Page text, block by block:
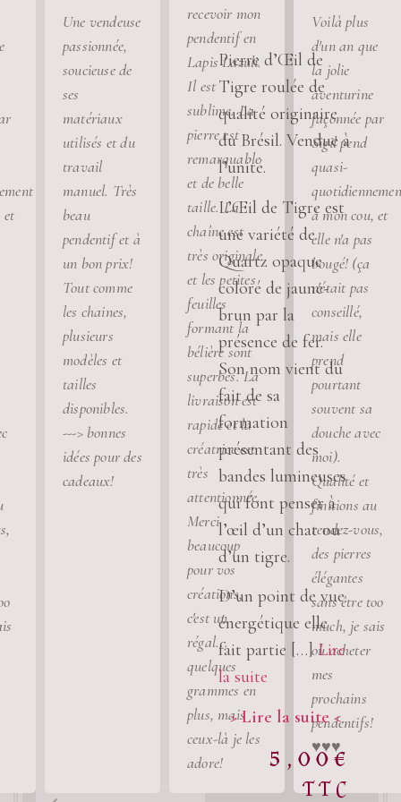
et
Une vendeuse
passionnée,
soucieuse de
ses
matériaux
utilisés et du
travail
manuel. Très
beau
pendentif et à
un bon prix!
Tout comme
les chaines,
plusieurs
modèles et
tailles
disponibles.
---> bonnes
idées pour des
cadeaux!
recevoir mon
pendentif en
Lapis Lazuli.
Il est
sublime. La
pierre est
remarquable
et de belle
taille. La
chaîne est
très originale
et les petites
feuilles
formant la
bélière sont
superbes. La
livraison est
rapide et la
créatrice est
très
attentionnée.
Merci
beaucoup
pour vos
créations,
c'est un
régal...
quelques
grammes en
plus, mais
ceux-là je les
adore!
Voilà plus
d'un an que
la jolie
aventurine
façonnée par
Sigil pend
quasi-
à mon cou, et
elle n'a pas
bougé! (ça
n'était pas
conseillé,
mais elle
prend
pourtant
souvent sa
douche avec
moi).
Qualité et
finitions au
rendez-vous,
des pierres
élégantes
sans être too
much, je sais
où acheter
mes
prochains
pendentifs!
♥️♥️♥️
Pierre d’Œil de
Tigre roulée de
qualité originaire
du Brésil. Vendue à
l’unité.
L’Œil de Tigre est
une variété de
Quartz opaque
coloré de jaune-
brun par la
présence de fer.
Son nom vient du
fait de sa
formation
présentant des
bandes lumineuses
qui font penser à
l’œil d’un chat ou
d’un tigre.
D’un point de vue
énergétique elle
fait partie […]Lire
la suite
> Lire la suite <
5,00€
TTC